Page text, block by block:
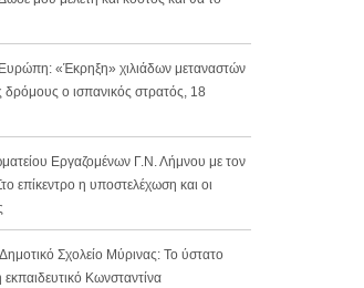
«Έκρηξη» χιλιάδων μεταναστών
ο ισπανικός στρατός, 18
Εργαζομένων Γ.Ν. Λήμνου με τον
επίκεντρο η υποστελέχωση και οι
Σχολείο Μύρινας: Το ύστατο
Κωνσταντίνα